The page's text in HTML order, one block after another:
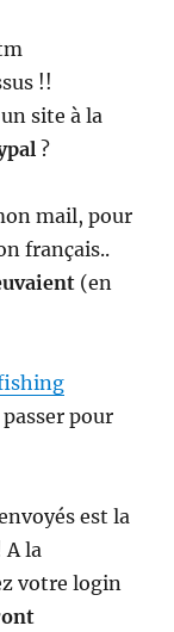
!!
site à la
?
mail, pour
français..
(en
pour
est la
A la
votre login